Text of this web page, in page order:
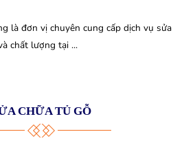
là đơn vị chuyên cung cấp dịch vụ sửa
chất lượng tại ...
CHỮA TỦ GỖ